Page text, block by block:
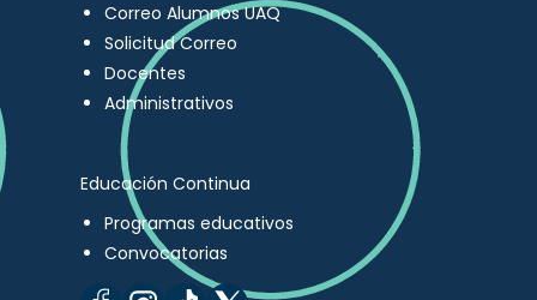
Correo Alumnos UAQ
Solicitud Correo
Docentes
Administrativos
Educación Continua
Programas educativos
Convocatorias